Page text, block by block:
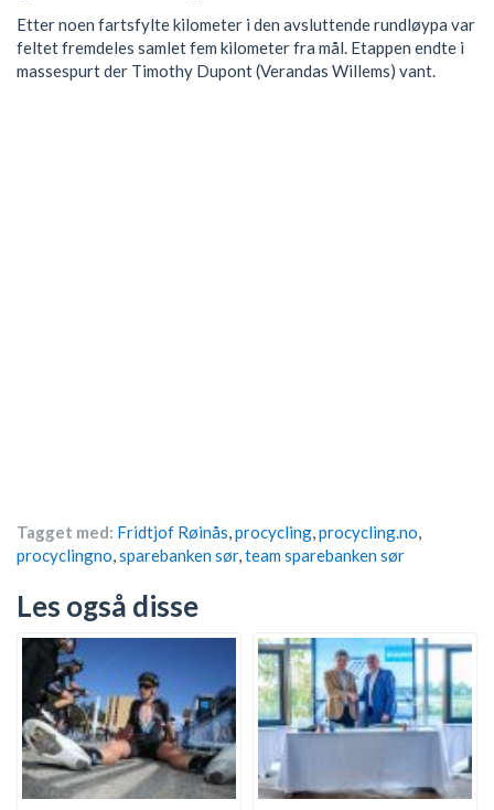
Etter noen fartsfylte kilometer i den avsluttende rundløypa var
feltet fremdeles samlet fem kilometer fra mål. Etappen endte i
massespurt der Timothy Dupont (Verandas Willems) vant.
Tagget med: Fridtjof Røinås procycling procycling.no
procyclingno sparebanken sør, team sparebanken sør
Les også disse